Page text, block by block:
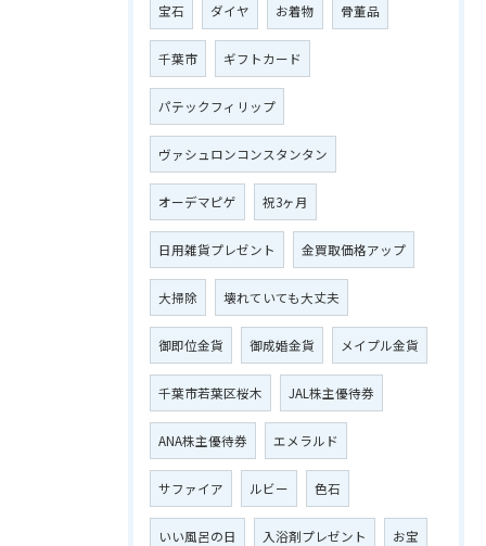
宝石 ダイヤ お着物 骨董品
千葉市 ギフトカード
パテックフィリップ
ヴァシュロンコンスタンタン
オーデマピゲ 祝3ヶ月
日用雑貨プレゼント 金買取価格アップ
大掃除 壊れていても大丈夫
御即位金貨 御成婚金貨 メイプル金貨
千葉市若葉区桜木 JAL株主優待券
ANA株主優待券 エメラルド
サファイア ルビー 色石
いい風呂の日 入浴剤プレゼント お宝